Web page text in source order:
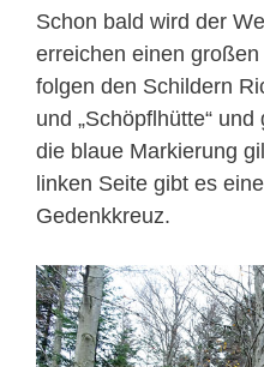
Schon bald wird der
erreichen einen
folgen den Schildern
und „Schöpflhütte“
die blaue Markierung
linken Seite gibt es
Gedenkkreuz.